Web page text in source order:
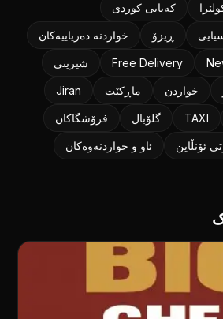
کەبابی کوردی
ڕیزۆ خواردنە دەریاییەکان
Free Delivery شیرینی
خواردن ماڕکێت Jiran
TAXI گلۆبال فرۆشگاکان
ئۆنڵاین ئاو و خواردنەوەکان